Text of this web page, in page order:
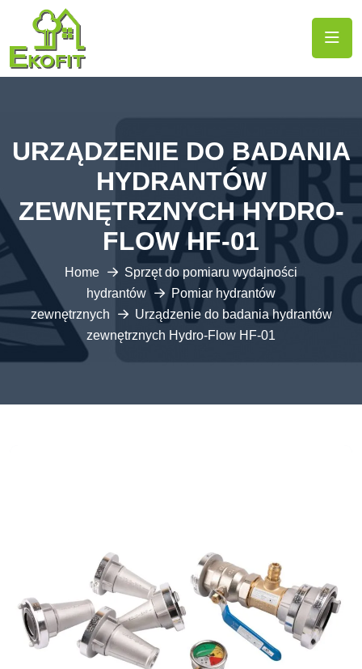
URZĄDZENIE DO BADANIA
HYDRANTÓW
ZEWNĘTRZNYCH HYDRO-
FLOW HF-01
Home
Sprzęt do pomiaru wydajności
hydrantów
Pomiar hydrantów
zewnętrznych
Urządzenie do badania hydrantów
zewnętrznych Hydro-Flow HF-01